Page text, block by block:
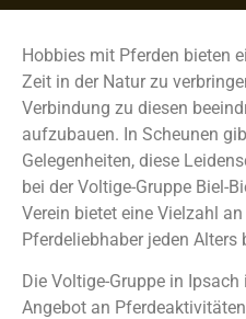
Hobbies mit Pferden bieten
Zeit in der Natur zu
Verbindung zu diesen
aufzubauen. In Scheunen
Gelegenheiten, diese
bei der Voltige-Gruppe Biel-
Verein bietet eine Vielzahl
Pferdeliebhaber jeden Alters
Die Voltige-Gruppe in
Angebot an